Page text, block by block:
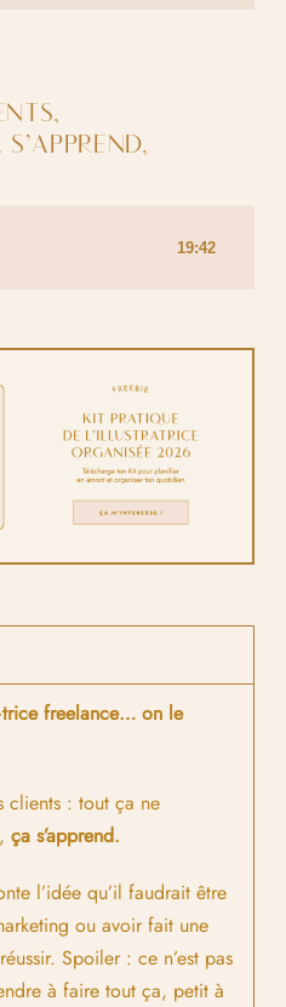
freelance… on le
clients : tout ça ne
ça s’apprend.
l’idée qu’il faudrait être
ou avoir fait une
Spoiler : ce n’est pas
à faire tout ça, petit à